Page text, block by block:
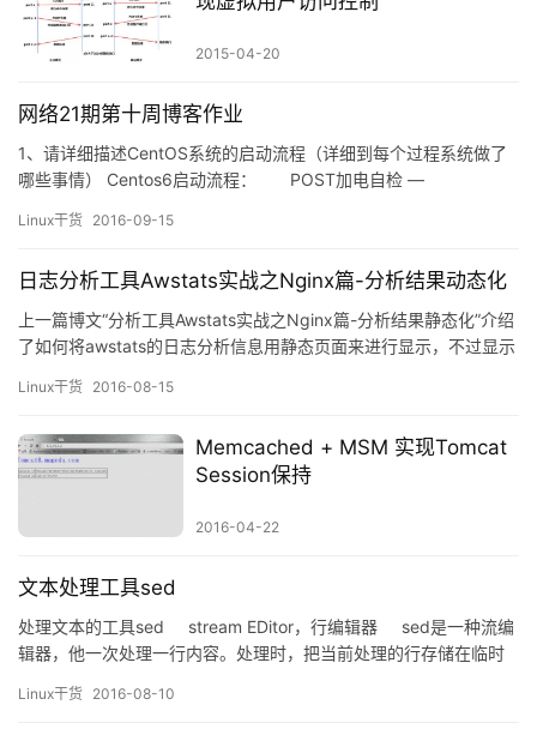
2015-04-20
网络21期第十周博客作业
1、请详细描述CentOS系统的启动流程（详细到每个过程系统做了
哪些事情） Centos6启动流程： POST加电自检 —
Linux干货 2016-09-15
日志分析工具Awstats实战之Nginx篇-分析结果动态化
上一篇博文“分析工具Awstats实战之Nginx篇-分析结果静态化”介绍
了如何将awstats的日志分析信息用静态页面来进行显示，不过显示
析结果查阅。 环境： CentOS 6.4 ip：192.168.1.113 域名：
Linux干货 2016-08-15
Memcached + MSM 实现Tomcat
Session保持
2016-04-22
文本处理工具sed
处理文本的工具sed stream EDitor，行编辑器 sed是一种流编
辑器，他一次处理一行内容。处理时，把当前处理的行存储在临时
理缓存区中的内容，处理完成后，把缓冲区的内容送往屏幕。…
Linux干货 2016-08-10